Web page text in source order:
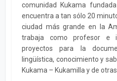
comunidad Kukama
encuentra a tan sólo 20
ciudad más grande en la
trabaja como profesor e
proyectos para la
lingüística, conocimiento y
Kukama – Kukamilla y de